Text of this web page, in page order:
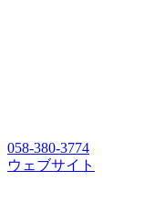
058-380-3774
ウェブサイト